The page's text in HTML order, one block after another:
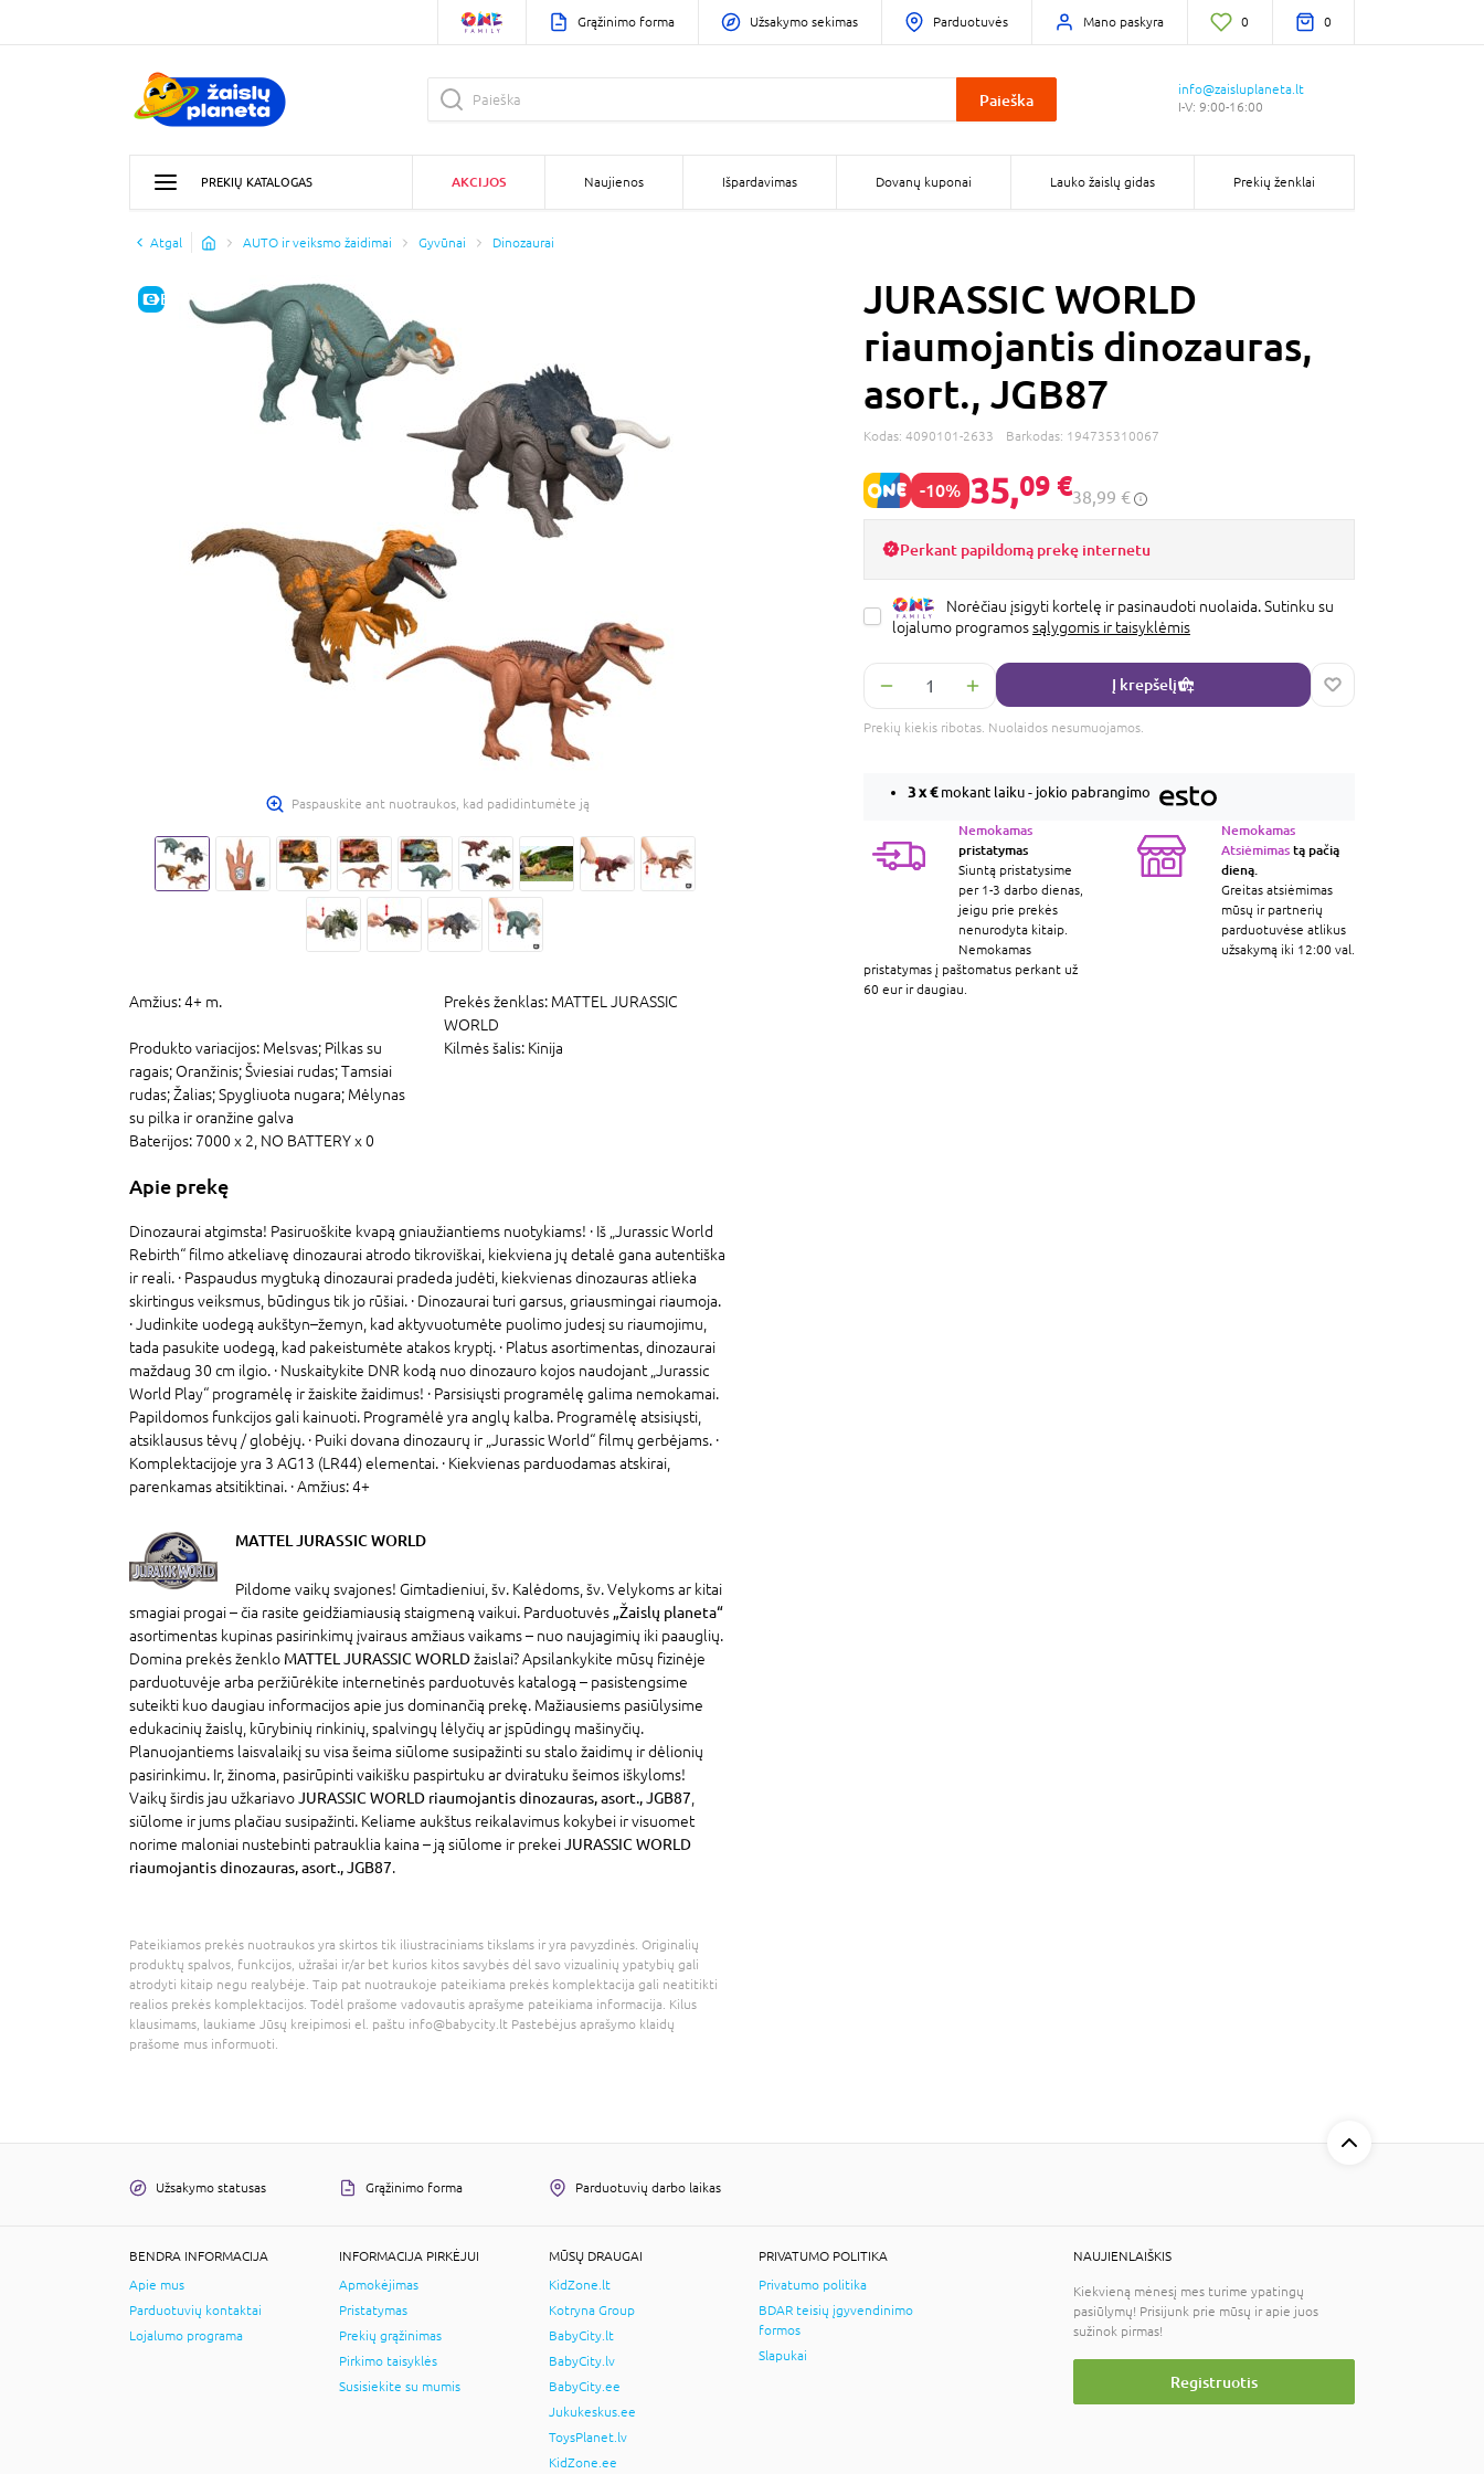
Grąžinimo forma Užsakymo sekimas Parduotuvės Mano paskyra 0 0
Paieška
info@zaisluplaneta.lt
I-V: 9:00-16:00
PREKIŲ KATALOGAS AKCIJOS Naujienos Išpardavimas Dovanų kuponai Lauko žaislų gidas Prekių ženklai
Atgal AUTO ir veiksmo žaidimai Gyvūnai Dinozaurai
E-KAINA
Paspauskite ant nuotraukos, kad padidintumėte ją
Amžius:4+ m. Prekės ženklas: MATTEL JURASSIC
WORLD
Produkto variacijos: Melsvas; Pilkas su
ragais; Oranžinis; Šviesiai rudas; Tamsiai
rudas; Žalias; Spygliuota nugara; Mėlynas
su pilka ir oranžine galva
Kilmės šalis: Kinija
Baterijos: 7000 x 2, NO BATTERY x 0
Apie prekę
Dinozaurai atgimsta! Pasiruoškite kvapą gniaužiantiems nuotykiams! · Iš „Jurassic World
Rebirth“ filmo atkeliavę dinozaurai atrodo tikroviškai, kiekviena jų detalė gana autentiška
ir reali. · Paspaudus mygtuką dinozaurai pradeda judėti, kiekvienas dinozauras atlieka
skirtingus veiksmus, būdingus tik jo rūšiai. · Dinozaurai turi garsus, griausmingai riaumoja.
· Judinkite uodegą aukštyn–žemyn, kad aktyvuotumėte puolimo judesį su riaumojimu,
tada pasukite uodegą, kad pakeistumėte atakos kryptį. · Platus asortimentas, dinozaurai
maždaug 30 cm ilgio. · Nuskaitykite DNR kodą nuo dinozauro kojos naudojant „Jurassic
World Play“ programėlę ir žaiskite žaidimus! · Parsisiųsti programėlę galima nemokamai.
Papildomos funkcijos gali kainuoti. Programėlė yra anglų kalba. Programėlę atsisiųsti,
atsiklausus tėvų / globėjų. · Puiki dovana dinozaurų ir „Jurassic World“ filmų gerbėjams. ·
Komplektacijoje yra 3 AG13 (LR44) elementai. · Kiekvienas parduodamas atskirai,
parenkamas atsitiktinai. · Amžius: 4+
MATTEL JURASSIC WORLD
Pildome vaikų svajones! Gimtadieniui, šv. Kalėdoms, šv. Velykoms ar kitai
smagiai progai – čia rasite geidžiamiausią staigmeną vaikui. Parduotuvės „Žaislų planeta“
asortimentas kupinas pasirinkimų įvairaus amžiaus vaikams – nuo naujagimių iki paauglių.
Domina prekės ženklo MATTEL JURASSIC WORLDžaislai? Apsilankykite mūsų fizinėje
parduotuvėje arba peržiūrėkite internetinės parduotuvės katalogą – pasistengsime
suteikti kuo daugiau informacijos apie jus dominančią prekę. Mažiausiems pasiūlysime
edukacinių žaislų, kūrybinių rinkinių, spalvingų lėlyčių ar įspūdingų mašinyčių.
Planuojantiems laisvalaikį su visa šeima siūlome susipažinti su stalo žaidimų ir dėlionių
pasirinkimu. Ir, žinoma, pasirūpinti vaikišku paspirtuku ar dviratuku šeimos iškyloms!
Vaikų širdis jau užkariavoJURASSIC WORLD riaumojantis dinozauras, asort., JGB87
siūlome ir jums plačiau susipažinti. Keliame aukštus reikalavimus kokybei ir visuomet
norime maloniai nustebinti patrauklia kaina – ją siūlome ir prekeiJURASSIC WORLD
riaumojantis dinozauras, asort., JGB87.
Pateikiamos prekės nuotraukos yra skirtos tik iliustraciniams tikslams ir yra pavyzdinės. Originalių
produktų spalvos, funkcijos, užrašai ir/ar bet kurios kitos savybės dėl savo vizualinių ypatybių gali
atrodyti kitaip negu realybėje. Taip pat nuotraukoje pateikiama prekės komplektacija gali neatitikti
realios prekės komplektacijos. Todėl prašome vadovautis aprašyme pateikiama informacija. Kilus
klausimams, laukiame Jūsų kreipimosi el. paštu info@babycity.lt Pastebėjus aprašymo klaidų
prašome mus informuoti.
JURASSIC WORLD
riaumojantis dinozauras,
asort., JGB87
Kodas: 4090101-2633 Barkodas: 194735310067
-10% 35,09 €38,99 €
Perkant papildomą prekę internetu
Norėčiau įsigyti kortelę ir pasinaudoti nuolaida. Sutinku su
lojalumo programossąlygomis ir taisyklėmis
Į krepšelį
Prekių kiekis ribotas. Nuolaidos nesumuojamos.
3 x€mokant laiku - jokio pabrangimo
Nemokamas
pristatymas
Siuntą pristatysime
per 1-3 darbo dienas,
jeigu prie prekės
nenurodyta kitaip.
Nemokamas
pristatymas į paštomatus perkant už
60 eur ir daugiau.
Nemokamas
Atsiėmimastą pačią
dieną.
Greitas atsiėmimas
mūsų ir partnerių
parduotuvėse atlikus
užsakymą iki 12:00 val.
Užsakymo statusas Grąžinimo forma Parduotuvių darbo laikas
BENDRA INFORMACIJA
Apie mus
Parduotuvių kontaktai
Lojalumo programa
INFORMACIJA PIRKĖJUI
Apmokėjimas
Pristatymas
Prekių grąžinimas
Pirkimo taisyklės
Susisiekite su mumis
MŪSŲ DRAUGAI
KidZone.lt
Kotryna Group
BabyCity.lt
BabyCity.lv
BabyCity.ee
Jukukeskus.ee
ToysPlanet.lv
KidZone.ee
PRIVATUMO POLITIKA
Privatumo politika
BDAR teisių įgyvendinimo
formos
Slapukai
NAUJIENLAIŠKIS
Kiekvieną mėnesį mes turime ypatingų
pasiūlymų! Prisijunk prie mūsų ir apie juos
sužinok pirmas!
Registruotis